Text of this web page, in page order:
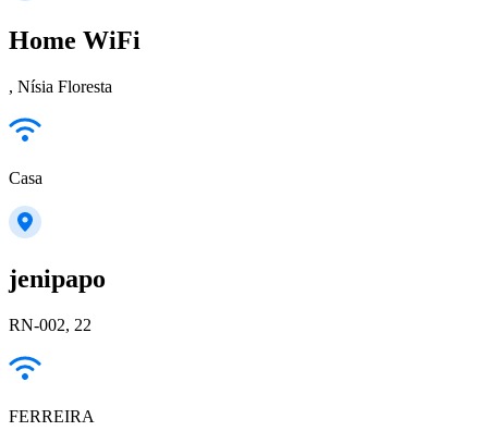
Home WiFi
, Nísia Floresta
Casa
jenipapo
RN-002, 22
FERREIRA